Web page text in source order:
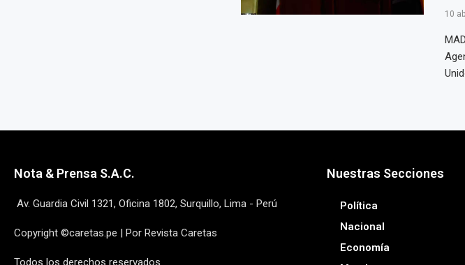
10
Nota & Prensa S.A.C.
Av. Guardia Civil 1321, Oficina 1802, Surquillo, Lima - Perú
Copyright ©caretas.pe | Por Revista Caretas
Todos los derechos reservados
Nuestras Secciones
Política
Nacional
Economía